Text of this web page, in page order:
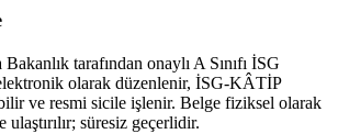
tarafından onaylı A Sınıfı İSG
olarak düzenlenir, İSG-KÂTİP
ve resmi sicile işlenir. Belge fiziksel olarak
süresiz geçerlidir.